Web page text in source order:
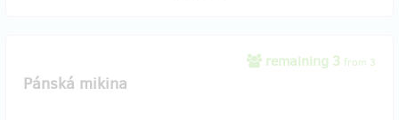
remaining 3 from 3
Pánská mikina